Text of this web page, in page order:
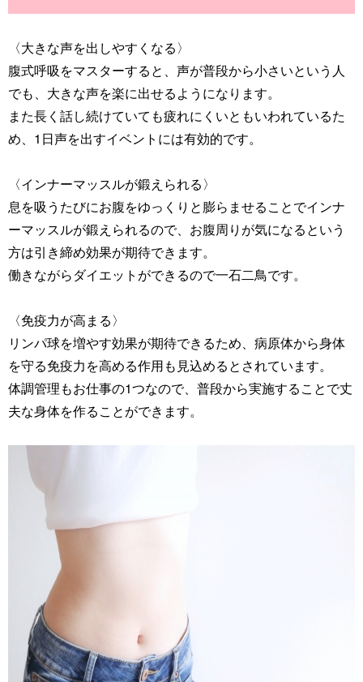
〈大きな声を出しやすくなる〉
腹式呼吸をマスターすると、声が普段から小さいという人
でも、大きな声を楽に出せるようになります。
また長く話し続けていても疲れにくいともいわれているた
め、1日声を出すイベントには有効的です。
〈インナーマッスルが鍛えられる〉
息を吸うたびにお腹をゆっくりと膨らませることでインナ
ーマッスルが鍛えられるので、お腹周りが気になるという
方は引き締め効果が期待できます。
働きながらダイエットができるので一石二鳥です。
〈免疫力が高まる〉
リンパ球を増やす効果が期待できるため、病原体から身体
を守る免疫力を高める作用も見込めるとされています。
体調管理もお仕事の1つなので、普段から実施することで丈
夫な身体を作ることができます。